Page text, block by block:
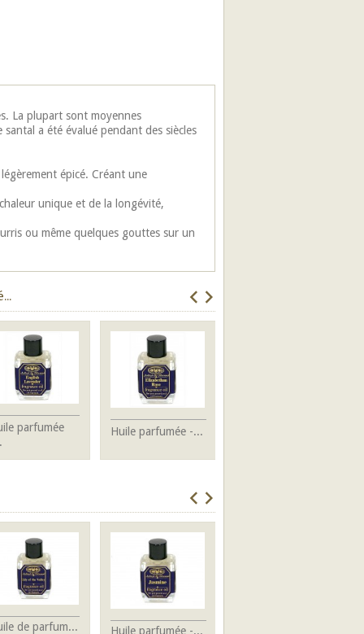
La plupart sont moyennes
a été évalué pendant des siècles
épicé. Créant une
unique et de la longévité,
ou même quelques gouttes sur un
parfumée
Huile parfumée -...
de parfum... Huile parfumée -...